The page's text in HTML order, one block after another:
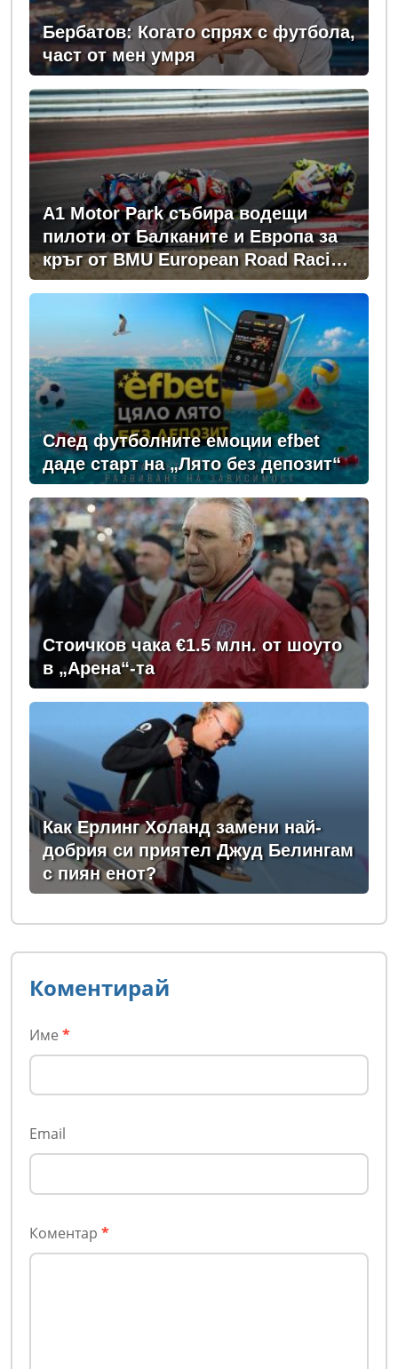
Бербатов: Когато спрях с футбола,
част от мен умря
A1 Motor Park събира водещи
пилоти от Балканите и Европа за
кръг от BMU European Road Racing
Championship 2026
След футболните емоции efbet
даде старт на „Лято без депозит“
Стоичков чака €1.5 млн. от шоуто
в „Арена“-та
Как Ерлинг Холанд замени най-
добрия си приятел Джуд Белингам
с пиян енот?
Коментирай
Име *
Email
Коментар *